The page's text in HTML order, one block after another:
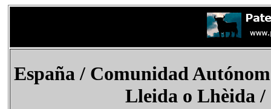
España/ Comunidad
Lleida o Lhèida /